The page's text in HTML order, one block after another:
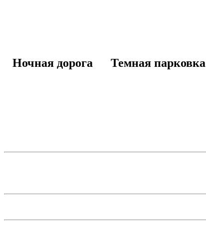
Ночная дорога Темная парковка